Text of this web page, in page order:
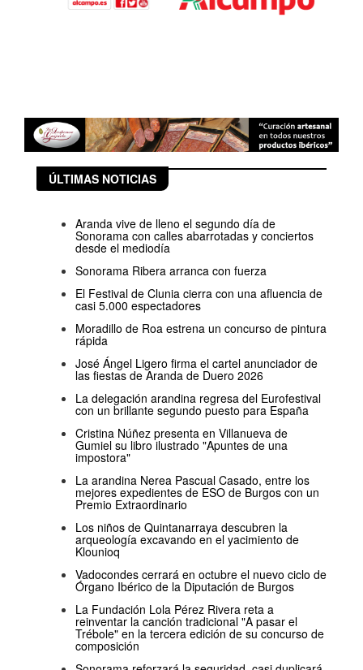
ÚLTIMAS NOTICIAS
Aranda vive de lleno el segundo día de
Sonorama con calles abarrotadas y conciertos
desde el mediodía
Sonorama Ribera arranca con fuerza
El Festival de Clunia cierra con una afluencia de
casi 5.000 espectadores
Moradillo de Roa estrena un concurso de pintura
rápida
José Ángel Ligero firma el cartel anunciador de
las fiestas de Aranda de Duero 2026
La delegación arandina regresa del Eurofestival
con un brillante segundo puesto para España
Cristina Núñez presenta en Villanueva de
Gumiel su libro ilustrado "Apuntes de una
impostora"
La arandina Nerea Pascual Casado, entre los
mejores expedientes de ESO de Burgos con un
Premio Extraordinario
Los niños de Quintanarraya descubren la
arqueología excavando en el yacimiento de
Klounioq
Vadocondes cerrará en octubre el nuevo ciclo de
Órgano Ibérico de la Diputación de Burgos
La Fundación Lola Pérez Rivera reta a
reinventar la canción tradicional "A pasar el
Trébole" en la tercera edición de su concurso de
composición